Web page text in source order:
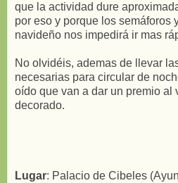
que la actividad dure
por eso y porque los semáforos
navideño nos impedirá ir mas
No olvidéis, ademas de llevar
necesarias para circular de
oído que van a dar un premio al
decorado.
Lugar: Palacio de Cibeles